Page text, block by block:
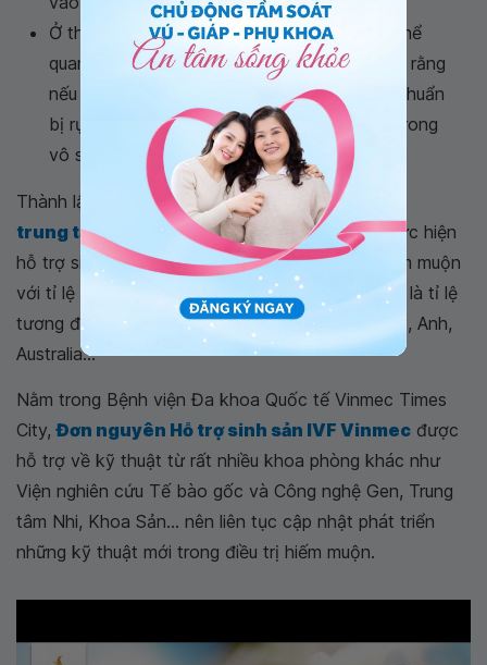
Ở thời điểm trứng chuẩn bị phóng noãn có thể
quan sát thấy “gờ trứng”, một số tác giả cho rằng
nếu không thấy gờ trứng ở thời điểm trứng chuẩn
bị rụng thì có thể là một yếu tố quan trọng trong
vô sinh.
Thành lập tháng 11.2014,
trung tâm hỗ trợ sinh sản IVF Vinmecđã thực hiện
hỗ trợ sinh sản cho hơn 1000 cặp vợ chồng hiếm muộn
với tỉ lệ có thai lâm sàng luôn đạt trên 40%. Đây là tỉ lệ
tương đương với các quốc gia phát triển như Mỹ, Anh,
Australia...
Nằm trong Bệnh viện Đa khoa Quốc tế Vinmec Times
City,Đơn nguyên Hỗ trợ sinh sản IVF Vinmec được
hỗ trợ về kỹ thuật từ rất nhiều khoa phòng khác như
Viện nghiên cứu Tế bào gốc và Công nghệ Gen, Trung
tâm Nhi, Khoa Sản... nên liên tục cập nhật phát triển
những kỹ thuật mới trong điều trị hiếm muộn.